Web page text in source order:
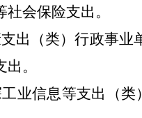
社会保险支出 。
出（类）行政事
出 。
业信息等支出（